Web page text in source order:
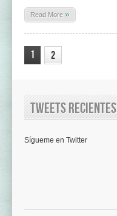
Read More »
1 2
Tweets recientes
Sígueme en Twitter